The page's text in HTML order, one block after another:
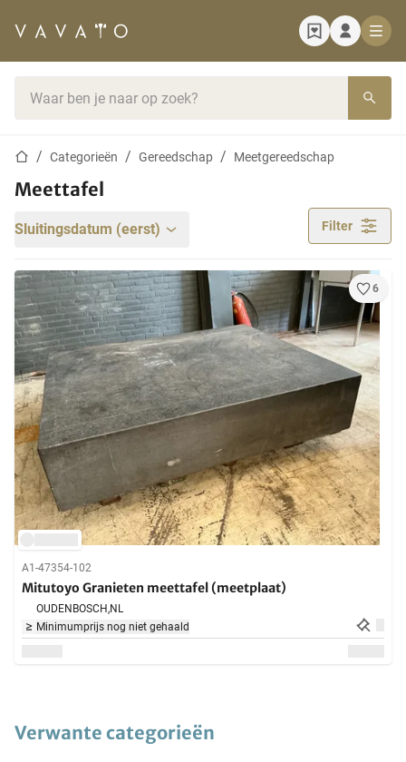
StartpaginaCategorieën Gereedschap Meetgereedschap
Meettafel
Sluitingsdatum (eerst) Filter
6
A1-47354-102
Mitutoyo Granieten meettafel (meetplaat)
OUDENBOSCH,NL
Minimumprijs nog niet gehaald
Verwante categorieën